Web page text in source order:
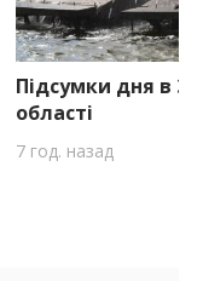
Підсумки дня в
області
7 год. назад